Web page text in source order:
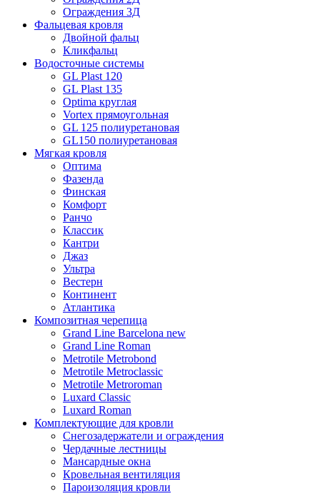
Ограждения 3Д
Фальцевая кровля
Двойной фальц
Кликфальц
Водосточные системы
GL Plast 120
GL Plast 135
Optima круглая
Vortex прямоугольная
GL 125 полиуретановая
GL150 полиуретановая
Мягкая кровля
Оптима
Фазенда
Финская
Комфорт
Ранчо
Классик
Кантри
Джаз
Ультра
Вестерн
Континент
Атлантика
Композитная черепица
Grand Line Barcelona new
Grand Line Roman
Metrotile Metrobond
Metrotile Metroclassic
Metrotile Metroroman
Luxard Classic
Luxard Roman
Комплектующие для кровли
Снегозадержатели и ограждения
Чердачные лестницы
Мансардные окна
Кровельная вентиляция
Пароизоляция кровли